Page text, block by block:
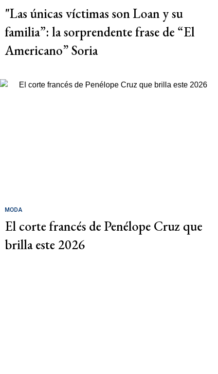
"Las únicas víctimas son Loan y su
familia”: la sorprendente frase de “El
Americano” Soria
MODA
El corte francés de Penélope Cruz que
brilla este 2026